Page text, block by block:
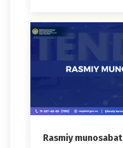
Rasmiy munosabat